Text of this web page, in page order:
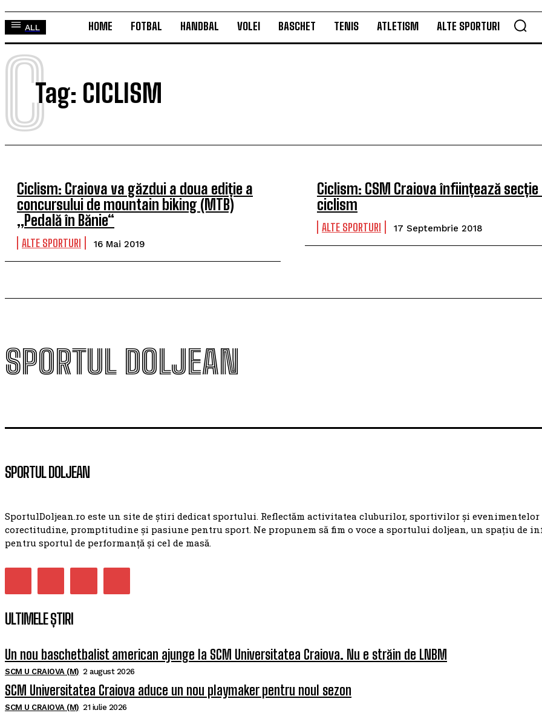
ALL HOME FOTBAL HANDBAL VOLEI BASCHET TENIS ATLETISM ALTE SPORTURI
Tag: CICLISM
C
Ciclism: Craiova va găzdui a doua ediție a
concursului de mountain biking (MTB)
„Pedală în Bănie“
ALTE SPORTURI 16 Mai 2019
Ciclism: CSM Craiova înființează secție
ciclism
ALTE SPORTURI 17 Septembrie 2018
SPORTUL DOLJEAN
SPORTUL DOLJEAN
SportulDoljean.ro este un site de știri dedicat sportului. Reflectăm activitatea cluburilor, sportivilor și
corectitudine, promptitudine și pasiune pentru sport. Ne propunem să fim o voce a sportului doljean, un spațiu de
pentru sportul de performanță și cel de masă.
ULTIMELE ȘTIRI
Un nou baschetbalist american ajunge la SCM Universitatea Craiova. Nu e străin de LNBM
SCM U CRAIOVA (M) 2 august 2026
SCM Universitatea Craiova aduce un nou playmaker pentru noul sezon
SCM U CRAIOVA (M) 21 iulie 2026